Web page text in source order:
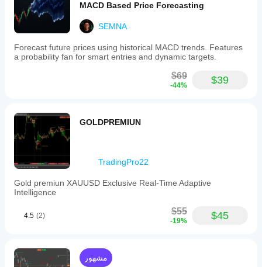
MACD Based Price Forecasting
SEMNA
Forecast future prices using historical MACD trends. Features
a probability fan for smart entries and dynamic targets.
$69
-44% $39
GOLDPREMIUN
TradingPro22
Gold premiun XAUUSD Exclusive Real-Time Adaptive
Intelligence
4.5 (2) $55
-19% $45
مشهور